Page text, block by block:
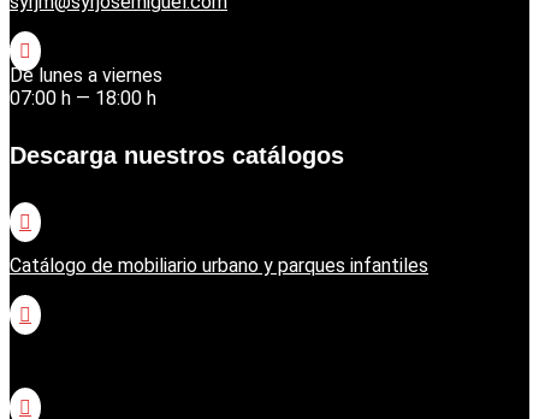

De lunes a viernes
07:00 h — 18:00 h
Descarga nuestros catálogos

Catálogo de mobiliario urbano y parques infantiles

